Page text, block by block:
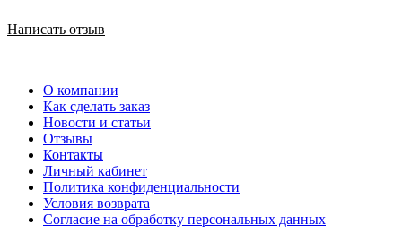
Написать отзыв
О компании
Как сделать заказ
Новости и статьи
Отзывы
Контакты
Личный кабинет
Политика конфиденциальности
Условия возврата
Согласие на обработку персональных данных